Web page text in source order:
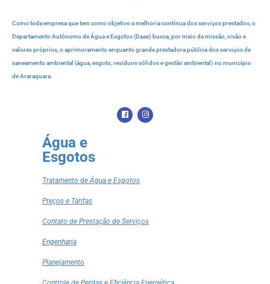
Como toda empresa que tem como objetivo a melhoria contínua dos serviços prestados, o
Departamento Autônomo de Água e Esgotos (Daae) busca, por meio da missão, visão e
valores próprios, o aprimoramento enquanto grande prestadora pública dos serviços de
saneamento ambiental (água, esgoto, resíduos sólidos e gestão ambiental) no município
de Araraquara.
Água e
Esgotos
Tratamento de Água e Esgotos
Preços e Tarifas
Contato de Prestação de Serviços
Engenharia
Planejamento